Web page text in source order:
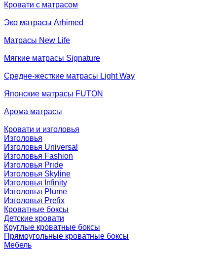
Кровати с матрасом
Эко матрасы Arhimed
Матрасы New Life
Мягкие матрасы Signature
Средне-жесткие матрасы Light Way
Японские матрасы FUTON
Арома матрасы
Кровати и изголовья
Изголовья
Изголовья Universal
Изголовья Fashion
Изголовья Pride
Изголовья Skyline
Изголовья Infinity
Изголовья Plume
Изголовья Prefix
Кроватные боксы
Детские кровати
Круглые кроватные боксы
Прямоугольные кроватные боксы
Мебель